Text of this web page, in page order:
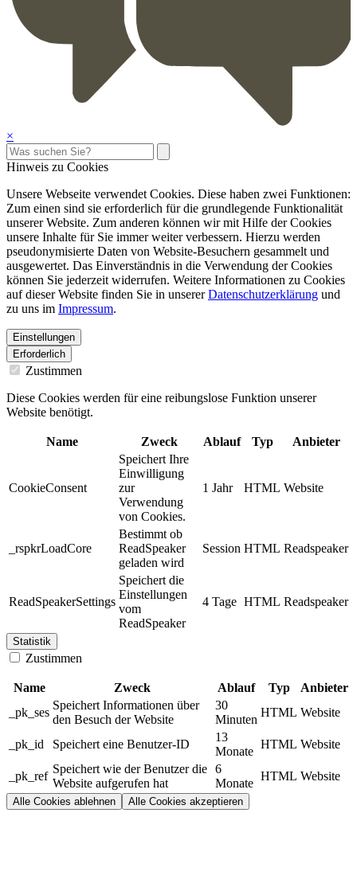
×
Hinweis zu Cookies
Unsere Webseite verwendet Cookies. Diese haben zwei Funktionen:
Zum einen sind sie erforderlich für die grundlegende Funktionalität
unserer Website. Zum anderen können wir mit Hilfe der Cookies
unsere Inhalte für Sie immer weiter verbessern. Hierzu werden
pseudonymisierte Daten von Website-Besuchern gesammelt und
ausgewertet. Das Einverständnis in die Verwendung der Cookies
können Sie jederzeit widerrufen. Weitere Informationen zu Cookies
auf dieser Website finden Sie in unsererDatenschutzerklärung und
zu uns im Impressum.
Einstellungen
Erforderlich
Zustimmen
Diese Cookies werden für eine reibungslose Funktion unserer
Website benötigt.
Name Zweck Ablauf Typ Anbieter
CookieConsent
Speichert Ihre
Einwilligung
zur
Verwendung
von Cookies.
1 Jahr HTML Website
_rspkrLoadCore
Bestimmt ob
ReadSpeaker
geladen wird
Session HTML Readspeaker
ReadSpeakerSettings
Speichert die
Einstellungen
vom
ReadSpeaker
4 Tage HTML Readspeaker
Statistik
Zustimmen
Name Zweck Ablauf Typ
Anbieter
_pk_ses
Speichert Informationen über
den Besuch der Website
30
Minuten
HTML Website
_pk_id Speichert eine Benutzer-ID
13
Monate
HTML Website
_pk_ref
Speichert wie der Benutzer die
Website aufgerufen hat
6
Monate
HTML Website
Alle Cookies ablehnen Alle Cookies akzeptieren